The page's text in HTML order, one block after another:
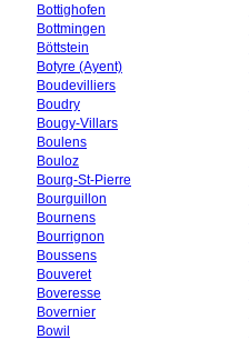
Bottighofen
Bottmingen
Böttstein
Botyre (Ayent)
Boudevilliers
Boudry
Bougy-Villars
Boulens
Bouloz
Bourg-St-Pierre
Bourguillon
Bournens
Bourrignon
Boussens
Bouveret
Boveresse
Bovernier
Bowil